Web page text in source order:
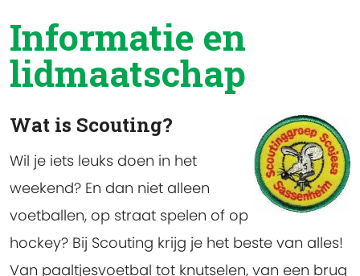
Informatie en
lidmaatschap
Wat is Scouting?
Wil je iets leuks doen in het
weekend? En dan niet alleen
voetballen, op straat spelen of op
hockey? Bij Scouting krijg je het beste van alles!
Van paaltjesvoetbal tot knutselen, van een brug